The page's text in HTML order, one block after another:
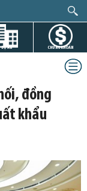
DỰ ÁN CHỨNG KHOÁN
đồng
khẩu